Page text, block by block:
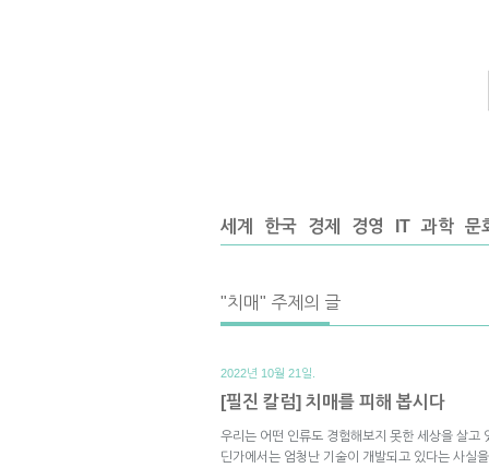
세계 한국 경제 경영 IT 과학 문
"치매" 주제의 글
2022년 10월 21일.
[필진 칼럼] 치매를 피해 봅시다
우리는 어떤 인류도 경험해보지 못한 세상을 살고
딘가에서는 엄청난 기술이 개발되고 있다는 사실